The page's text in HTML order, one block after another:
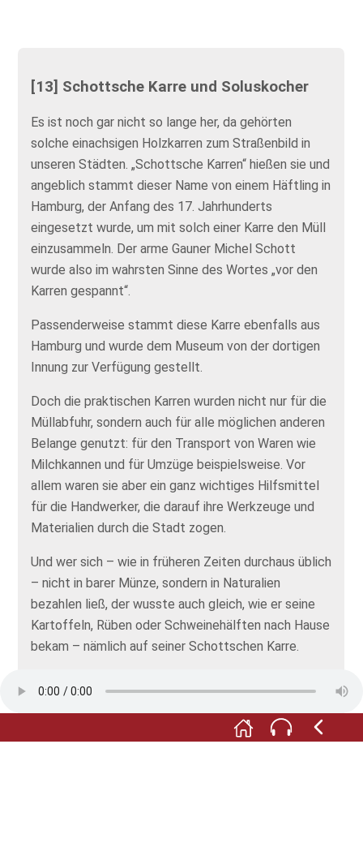
[13] Schottsche Karre und Soluskocher
Es ist noch gar nicht so lange her, da gehörten
solche einachsigen Holzkarren zum Straßenbild in
unseren Städten. „Schottsche Karren“ hießen sie und
angeblich stammt dieser Name von einem Häftling in
Hamburg, der Anfang des 17. Jahrhunderts
eingesetzt wurde, um mit solch einer Karre den Müll
einzusammeln. Der arme Gauner Michel Schott
wurde also im wahrsten Sinne des Wortes „vor den
Karren gespannt“.
Passenderweise stammt diese Karre ebenfalls aus
Hamburg und wurde dem Museum von der dortigen
Innung zur Verfügung gestellt.
Doch die praktischen Karren wurden nicht nur für die
Müllabfuhr, sondern auch für alle möglichen anderen
Belange genutzt: für den Transport von Waren wie
Milchkannen und für Umzüge beispielsweise. Vor
allem waren sie aber ein ganz wichtiges Hilfsmittel
für die Handwerker, die darauf ihre Werkzeuge und
Materialien durch die Stadt zogen.
Und wer sich – wie in früheren Zeiten durchaus üblich
– nicht in barer Münze, sondern in Naturalien
bezahlen ließ, der wusste auch gleich, wie er seine
Kartoffeln, Rüben oder Schweinehälften nach Hause
bekam – nämlich auf seiner Schottschen Karre.
schwer, aber unhandlich. Und was bei den Klempnern
keinesfalls fehlen durfte, war der Soluskocher, ein